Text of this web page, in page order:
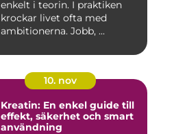
enkelt i teorin. I praktiken
krockar livet ofta med
ambitionerna. Jobb, ...
10. nov
Kreatin: En enkel guide till
effekt, säkerhet och smart
användning